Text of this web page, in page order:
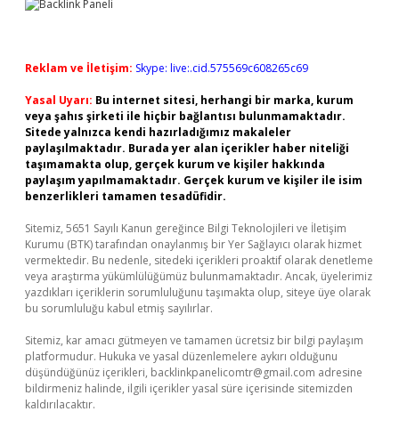
Reklam ve İletişim: Skype: live:.cid.575569c608265c69
Yasal Uyarı: Bu internet sitesi, herhangi bir marka, kurum
veya şahıs şirketi ile hiçbir bağlantısı bulunmamaktadır.
Sitede yalnızca kendi hazırladığımız makaleler
paylaşılmaktadır. Burada yer alan içerikler haber niteliği
taşımamakta olup, gerçek kurum ve kişiler hakkında
paylaşım yapılmamaktadır. Gerçek kurum ve kişiler ile isim
benzerlikleri tamamen tesadüfidir.
Sitemiz, 5651 Sayılı Kanun gereğince Bilgi Teknolojileri ve İletişim
Kurumu (BTK) tarafından onaylanmış bir Yer Sağlayıcı olarak hizmet
vermektedir. Bu nedenle, sitedeki içerikleri proaktif olarak denetleme
veya araştırma yükümlülüğümüz bulunmamaktadır. Ancak, üyelerimiz
yazdıkları içeriklerin sorumluluğunu taşımakta olup, siteye üye olarak
bu sorumluluğu kabul etmiş sayılırlar.
Sitemiz, kar amacı gütmeyen ve tamamen ücretsiz bir bilgi paylaşım
platformudur. Hukuka ve yasal düzenlemelere aykırı olduğunu
düşündüğünüz içerikleri, backlinkpanelicomtr@gmail.com adresine
bildirmeniz halinde, ilgili içerikler yasal süre içerisinde sitemizden
kaldırılacaktır.